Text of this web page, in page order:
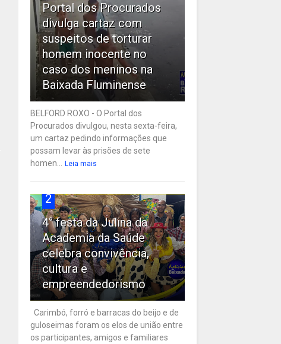
Portal dos Procurados
divulga cartaz com
suspeitos de torturar
homem inocente no
caso dos meninos na
Baixada Fluminense
BELFORD ROXO - O Portal dos
Procurados divulgou, nesta sexta-feira,
um cartaz pedindo informações que
possam levar às prisões de sete
homen... Leia mais
2
4° festa da Julina da
Academia da Saúde
celebra convivência,
cultura e
empreendedorismo
Carimbó, forró e barracas do beijo e de
guloseimas foram os elos de união entre
os participantes, amigos e familiares